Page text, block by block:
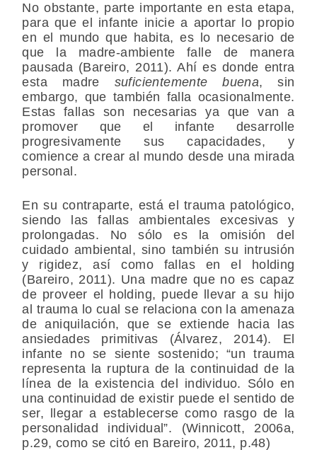
No obstante, parte importante en esta etapa,
para que el infante inicie a aportar lo propio
en el mundo que habita, es lo necesario de
que la madre-ambiente falle de manera
pausada (Bareiro, 2011). Ahí es donde entra
esta madre suficientemente buena, sin
embargo, que también falla ocasionalmente.
Estas fallas son necesarias ya que van a
promover que el infante desarrolle
progresivamente sus capacidades, y
comience a crear al mundo desde una mirada
personal.
En su contraparte, está el trauma patológico,
siendo las fallas ambientales excesivas y
prolongadas. No sólo es la omisión del
cuidado ambiental, sino también su intrusión
y rigidez, así como fallas en el holding
(Bareiro, 2011). Una madre que no es capaz
de proveer el holding, puede llevar a su hijo
al trauma lo cual se relaciona con la amenaza
de aniquilación, que se extiende hacia las
ansiedades primitivas (Álvarez, 2014). El
infante no se siente sostenido; “un trauma
representa la ruptura de la continuidad de la
línea de la existencia del individuo. Sólo en
una continuidad de existir puede el sentido de
ser, llegar a establecerse como rasgo de la
personalidad individual”. (Winnicott, 2006a,
p.29, como se citó en Bareiro, 2011, p.48)